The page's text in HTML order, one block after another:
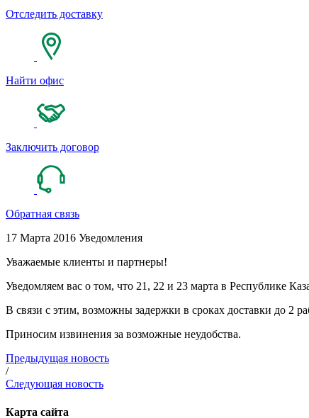
Отследить доставку
Найти офис
Заключить договор
Обратная связь
17 Марта 2016 Уведомления
Уважаемые клиенты и партнеры!
Уведомляем вас о том, что 21, 22 и 23 марта в Республике
В связи с этим, возможны задержки в сроках доставки до 2
Приносим извинения за возможные неудобства.
Предыдущая новость
/
Следующая новость
Карта сайта